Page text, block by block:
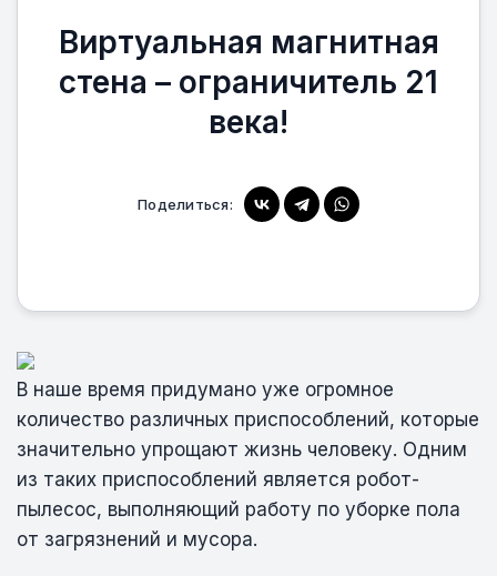
Виртуальная магнитная
стена – ограничитель 21
века!
Поделиться:
В наше время придумано уже огромное
количество различных приспособлений, которые
значительно упрощают жизнь человеку. Одним
из таких приспособлений является робот-
пылесос, выполняющий работу по уборке пола
от загрязнений и мусора.